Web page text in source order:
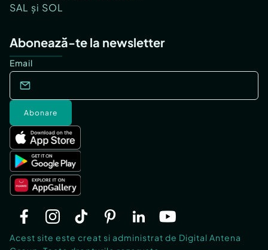
SAL și SOL
Abonează-te la newsletter
Email
Abonare
Acest site este creat si administrat de Digital Antena